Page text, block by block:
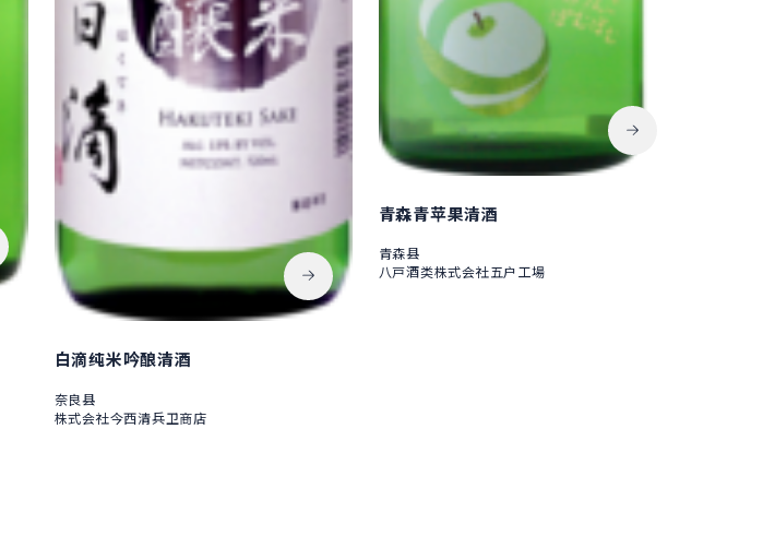
白滴纯米吟酿清酒
奈良县
株式会社今西清兵卫商店
青森青苹果清酒
青森县
八戸酒类株式会社五户工場